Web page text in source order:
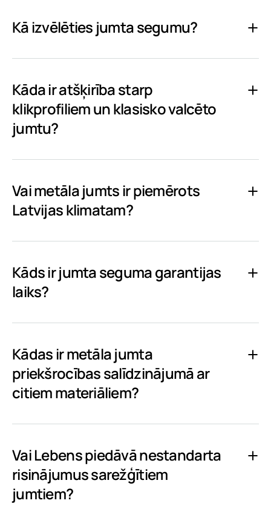
Kā izvēlēties jumta segumu?
Kāda ir atšķirība starp
klikprofiliem un klasisko valcēto
jumtu?
Vai metāla jumts ir piemērots
Latvijas klimatam?
Kāds ir jumta seguma garantijas
laiks?
Kādas ir metāla jumta
priekšrocības salīdzinājumā ar
citiem materiāliem?
Vai Lebens piedāvā nestandarta
risinājumus sarežģītiem
jumtiem?